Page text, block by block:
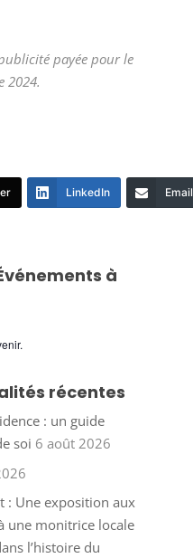
payée pour le
2024.
LinkedIn Email
à
récentes
: un guide
soi 6 août 2026
: Une exposition aux
une monitrice locale
l’histoire du